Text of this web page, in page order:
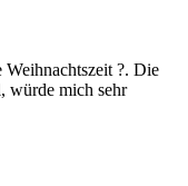
Weihnachtszeit ?. Die
würde mich sehr